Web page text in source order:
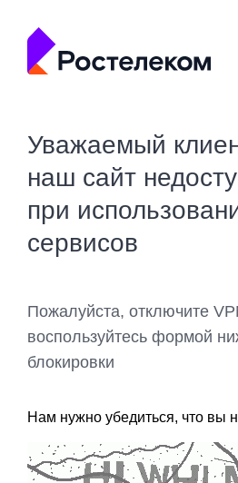
Уважаемый
наш сайт
при
сервисов
Пожалуйста, отключите
воспользуйтесь формой
блокировки
Нам нужно убедиться, что вы